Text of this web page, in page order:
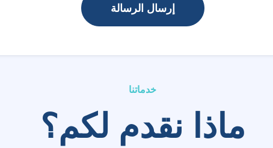
إرسال الرسالة
خدماتنا
ماذا نقدم لكم؟